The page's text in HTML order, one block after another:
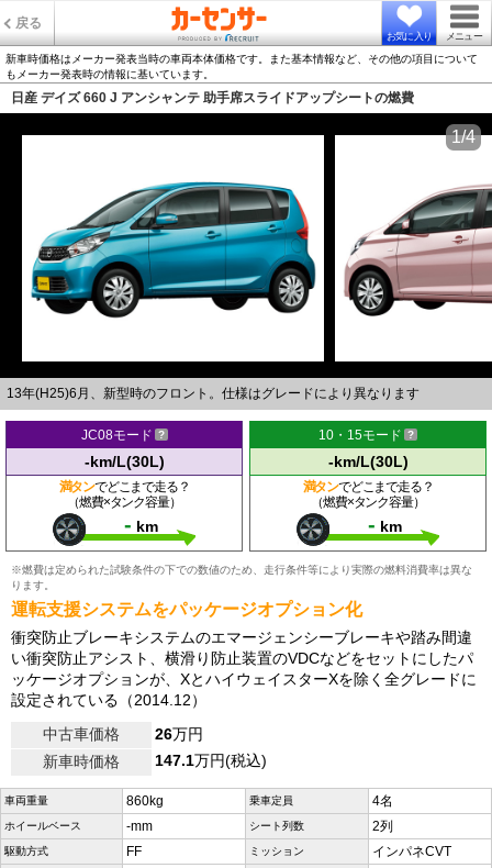
戻る
お気に入り メニュー
新車時価格はメーカー発表当時の車両本体価格です。また基本情報など、その他の項目について
もメーカー発表時の情報に基いています。
日産 デイズ 660 J アンシャンテ 助手席スライドアップシートの燃費
13年(H25)6月、新型時のフロント。仕様はグレードにより異なります
1/4
JC08モード
-km/L(30L)
満タンでどこまで走る？
（燃費×タンク容量）
- km
10・15モード
-km/L(30L)
満タンでどこまで走る？
（燃費×タンク容量）
- km
※燃費は定められた試験条件の下での数値のため、走行条件等により実際の燃料消費率は異な
ります。
運転支援システムをパッケージオプション化
衝突防止ブレーキシステムのエマージェンシーブレーキや踏み間違
い衝突防止アシスト、横滑り防止装置のVDCなどをセットにしたパ
ッケージオプションが、XとハイウェイスターXを除く全グレードに
設定されている（2014.12）
中古車価格
26万円
新車時価格
147.1万円(税込)
車両重量 860kg 乗車定員 4名
ホイールベース -mm シート列数 2列
駆動方式 FF ミッション インパネCVT